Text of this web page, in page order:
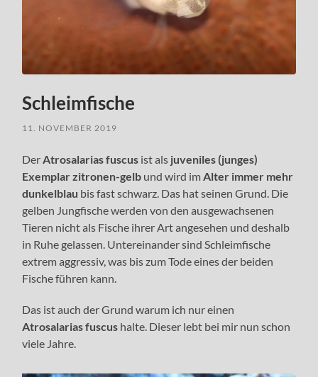
Schleimfische
11. NOVEMBER 2019
DerAtrosalarias fuscus ist als juveniles (junges)
Exemplar zitronen-gelb und wird imAlter immer mehr
dunkelblau bis fast schwarz. Das hat seinen Grund. Die
gelben Jungfische werden von den ausgewachsenen
Tieren nicht als Fische ihrer Art angesehen und deshalb
in Ruhe gelassen. Untereinander sind Schleimfische
extrem aggressiv, was bis zum Tode eines der beiden
Fische führen kann.
Das ist auch der Grund warum ich nur einen
Atrosalarias fuscus halte. Dieser lebt bei mir nun schon
viele Jahre.